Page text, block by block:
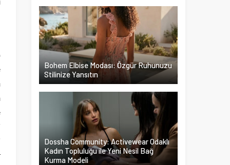
Bohem Elbise Modası: Özgür Ruhunuzu
Stilinize Yansıtın
Dossha Community: Activewear Odaklı
Kadın Topluluğu ile Yeni Nesil Bağ
Kurma Modeli